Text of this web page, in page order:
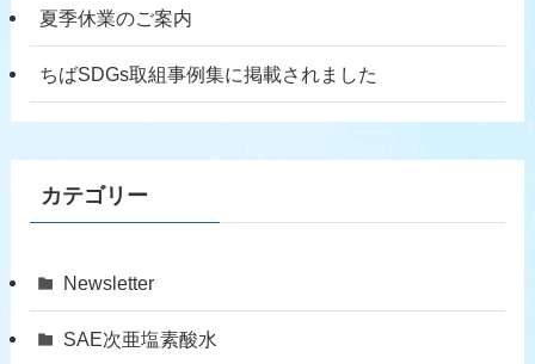
夏季休業のご案内
ちばSDGs取組事例集に掲載されました
カテゴリー
Newsletter
SAE次亜塩素酸水